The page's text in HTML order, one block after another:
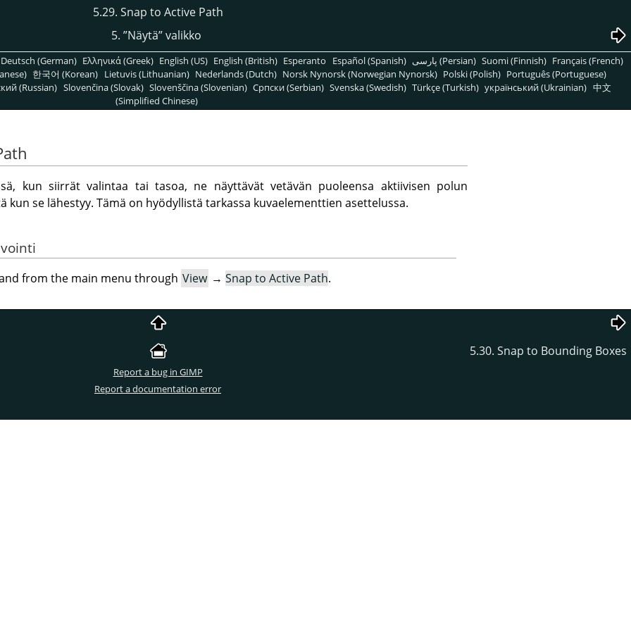
5.29. Snap to Active Path
5. ”Näytä”valikko
Deutsch (German) Ελληνικά (Greek) English (US) English (British) Esperanto Español (Spanish) پارسی (Persian) Suomi (Finnish) Français (French)
한국어 (Korean) Lietuvis (Lithuanian) Nederlands (Dutch) Norsk Nynorsk (Norwegian Nynorsk) Polski (Polish) Português (Portuguese)
(Russian) Slovenčina (Slovak) Slovenščina (Slovenian) Српски (Serbian) Svenska (Swedish) Türkçe (Turkish) український (Ukrainian) 中文
(Simplified Chinese)
kun siirrät valintaa tai tasoa, ne näyttävät vetävän puoleensa aktiivisen polun
kun se lähestyy. Tämä on hyödyllistä tarkassa kuvaelementtien asettelussa.
from the main menu through View → Snap to Active Path.
5.30. Snap to Bounding Boxes
Report a bug in GIMP
Report a documentation error